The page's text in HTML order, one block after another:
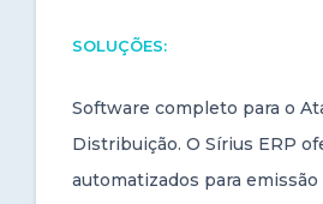
SOLUÇÕES:
Software completo para o
Distribuição. O Sírius ERP
automatizados para emissão